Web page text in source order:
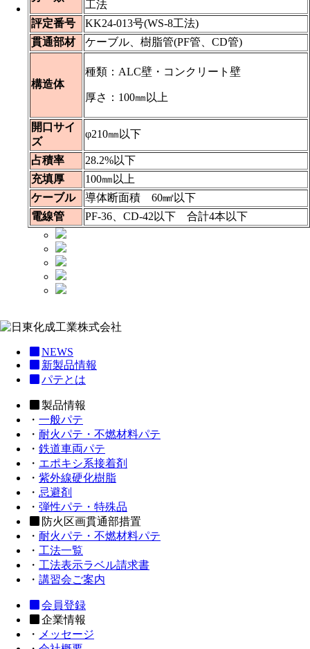
工法
評定番号
KK24-013号(WS-8工法)
貫通部材
ケーブル、樹脂管(PF管、CD管)
構造体
種類：ALC壁・コンクリート壁
厚さ：100㎜以上
開口サイ
ズ
φ210㎜以下
占積率
28.2%以下
充填厚
100㎜以上
ケーブル
導体断面積 60㎟以下
電線管
PF-36、CD-42以下 合計4本以下
NEWS
新製品情報
パテとは
製品情報
・ 一般パテ
・ 耐火パテ・不燃材料パテ
・ 鉄道車両パテ
・ エポキシ系接着剤
・ 紫外線硬化樹脂
・ 忌避剤
・ 弾性パテ・特殊品
防火区画貫通部措置
・ 耐火パテ・不燃材料パテ
・ 工法一覧
・ 工法表示ラベル請求書
・ 講習会ご案内
会員登録
企業情報
・ メッセージ